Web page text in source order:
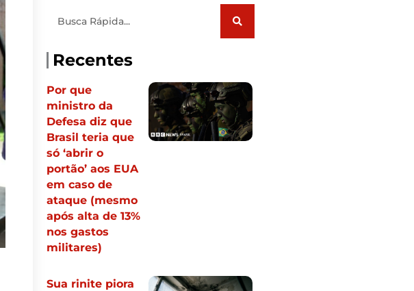
Recentes
Por que
ministro da
Defesa diz que
Brasil teria que
só ‘abrir o
portão’ aos EUA
em caso de
ataque (mesmo
após alta de 13%
nos gastos
militares)
Sua rinite piora